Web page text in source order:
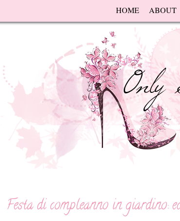
HOME ABOUT
Festa di compleanno in giardino: